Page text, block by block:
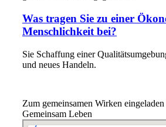
Was tragen Sie zu einer
Menschlichkeit bei?
Sie Schaffung einer
und neues Handeln.
Zum gemeinsamen Wirken
Gemeinsam Leben